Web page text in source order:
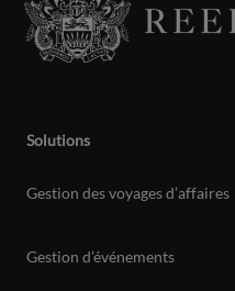
Solutions
Gestion des voyages d’affaires
Gestion d’événements